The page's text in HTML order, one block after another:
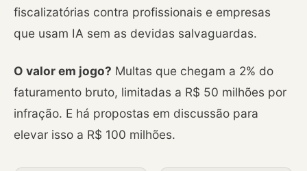
fiscalizatórias contra profissionais e empresas
que usam IA sem as devidas salvaguardas.
O valor em jogo? Multas que chegam a 2% do
faturamento bruto, limitadas a R$ 50 milhões por
infração. E há propostas em discussão para
elevar isso a R$ 100 milhões.